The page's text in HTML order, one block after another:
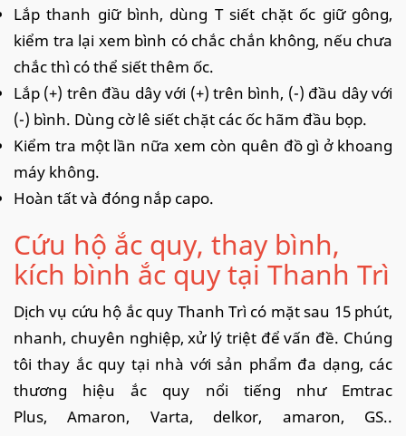
Lắp thanh giữ bình, dùng T siết chặt ốc giữ gông,
kiểm tra lại xem bình có chắc chắn không, nếu chưa
chắc thì có thể siết thêm ốc.
Lắp (+) trên đầu dây với (+) trên bình, (-) đầu dây với
(-) bình. Dùng cờ lê siết chặt các ốc hãm đầu bọp.
Kiểm tra một lần nữa xem còn quên đồ gì ở khoang
máy không.
Hoàn tất và đóng nắp capo.
Cứu hộ ắc quy, thay bình,
kích bình ắc quy tại Thanh Trì
Dịch vụ cứu hộ ắc quy Thanh Trì có mặt sau 15 phút,
nhanh, chuyên nghiệp, xử lý triệt để vấn đề. Chúng
tôi thay ắc quy tại nhà với sản phẩm đa dạng, các
thương hiệu ắc quy nổi tiếng như Emtrac
Plus, Amaron, Varta, delkor, amaron, GS..